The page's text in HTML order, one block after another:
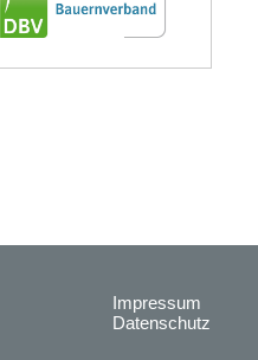
Impressum
Datenschutz